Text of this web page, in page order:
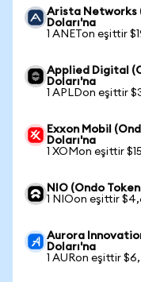
Arista Networks
Doları'na
1 ANETon eşittir
Applied Digital
Doları'na
1 APLDon eşittir
Exxon Mobil
Doları'na
1 XOMon eşittir
NIO (Ondo
1 NIOon eşittir
Aurora
Doları'na
1 AURon eşittir